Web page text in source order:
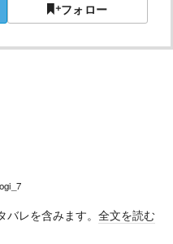
フォロー
レを含みます。 全文を読む